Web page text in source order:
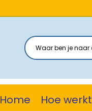
Home Hoe